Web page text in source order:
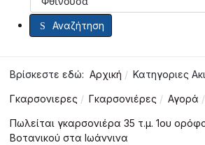
Αναζήτηση
Βρίσκεστε εδώ: Αρχική Κατηγοριες
Γκαρσονιερες Γκαρσονιέρες Αγορά
Πωλείται γκαρσονιέρα 35 τ.μ. 1ου
Βοτανικού στα Ιωάννινα